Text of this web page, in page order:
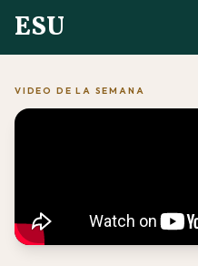
ESU
VIDEO DE LA SEMANA